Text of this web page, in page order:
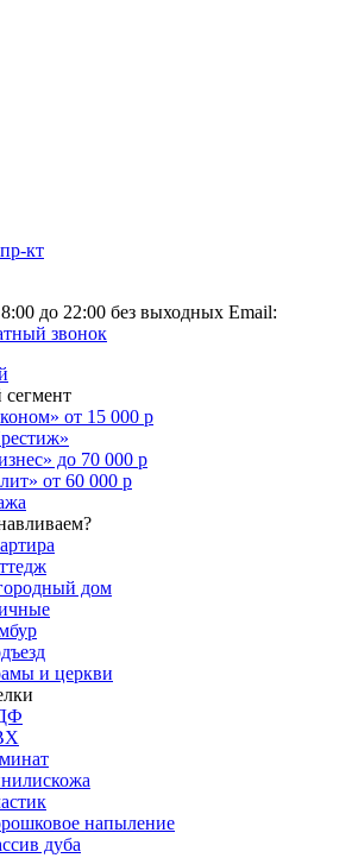
кт
до 22:00 без выходных Email:
звонок
от 15 000 р
до 70 000 р
от 60 000 р
дом
и церкви
напыление
дуба